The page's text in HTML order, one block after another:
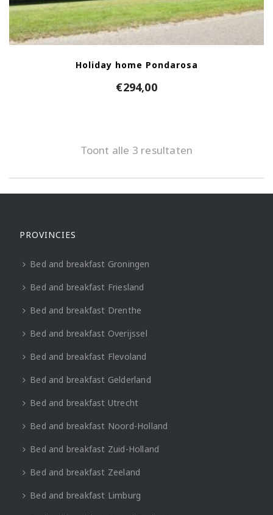
Holiday home Pondarosa
€294,00
Toont alle 3 resultaten
PROVINCIES
Bed and breakfast Groningen
Bed and breakfast Friesland
Bed and breakfast Drenthe
Bed and breakfast Overijssel
Bed and breakfast Flevoland
Bed and breakfast Gelderland
Bed and breakfast Utrecht
Bed and breakfast Noord-Holland
Bed and breakfast Zuid-Holland
Bed and breakfast Zeeland
Bed and breakfast Limburg